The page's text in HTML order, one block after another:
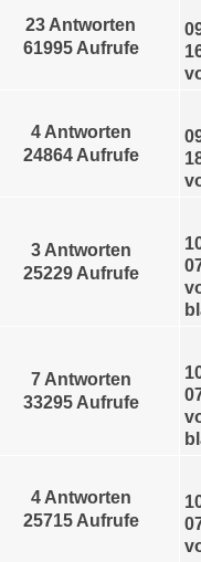
23 Antworten
61995 Aufrufe
4 Antworten
24864 Aufrufe
3 Antworten
25229 Aufrufe
7 Antworten
33295 Aufrufe
4 Antworten
25715 Aufrufe